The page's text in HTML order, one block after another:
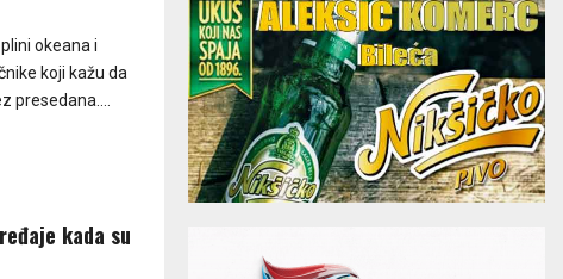
okeana i
koji kažu da
presedana....
kada su